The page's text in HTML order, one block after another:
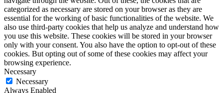
categorized as necessary are stored on your browser as they are
essential for the working of basic functionalities of the website. We
also use third-party cookies that help us analyze and understand how
you use this website. These cookies will be stored in your browser
only with your consent. You also have the option to opt-out of these
cookies. But opting out of some of these cookies may affect your
browsing experience.
Necessary
Necessary
Always Enabled